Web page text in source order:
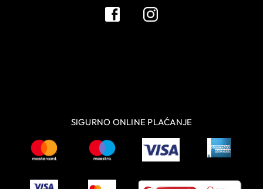
SIGURNO ONLINE PLAĆANJE